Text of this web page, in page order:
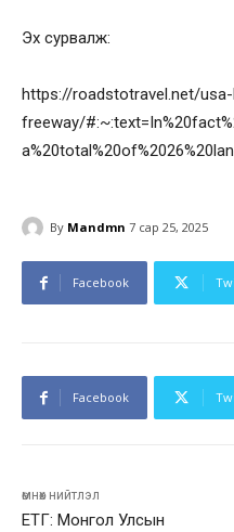
Эх сурвалж:
https://roadstotravel.net/
freeway/
By Mandmn 7 сар 25, 2025
Facebook
Facebook
өмнөх нийтлэл
ЕТГ: Монгол Улсын